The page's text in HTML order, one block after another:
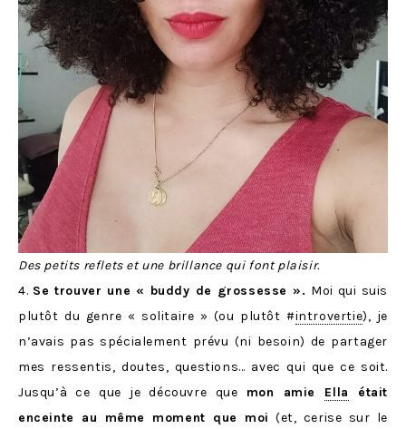
Des petits reflets et une brillance qui font plaisir.
4. Se trouver une « buddy de grossesse ». Moi qui suis
plutôt du genre « solitaire » (ou plutôt #introvertie), je
n’avais pas spécialement prévu (ni besoin) de partager
mes ressentis, doutes, questions… avec qui que ce soit.
Jusqu’à ce que je découvre que mon amie Ella
était
enceinte au même moment que moi (et, cerise sur le